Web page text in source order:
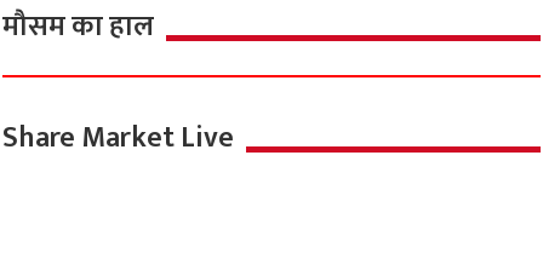
मौसम का हाल
Share Market Live